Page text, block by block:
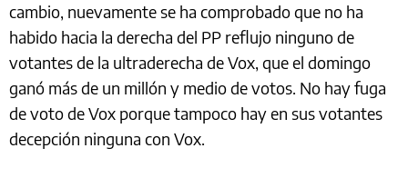
cambio, nuevamente se ha comprobado que no ha
habido hacia la derecha del PP reflujo ninguno de
votantes de la ultraderecha de Vox, que el domingo
ganó más de un millón y medio de votos. No hay fuga
de voto de Vox porque tampoco hay en sus votantes
decepción ninguna con Vox.